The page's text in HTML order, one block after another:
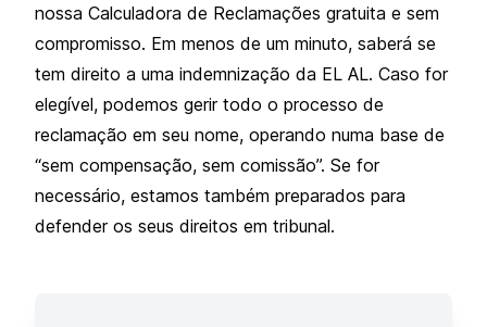
nossa Calculadora de Reclamações gratuita e sem
compromisso. Em menos de um minuto, saberá se
tem direito a uma indemnização da EL AL. Caso for
elegível, podemos gerir todo o processo de
reclamação em seu nome, operando numa base de
“sem compensação, sem comissão”. Se for
necessário, estamos também preparados para
defender os seus direitos em tribunal.